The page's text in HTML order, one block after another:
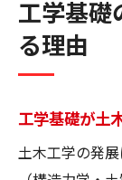
工学基礎
る理由
工学基礎が土
土木工学の発